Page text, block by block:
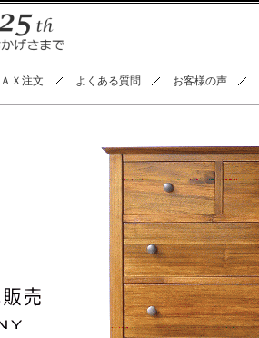
Ｘ注文 よくある質問 お客様の声